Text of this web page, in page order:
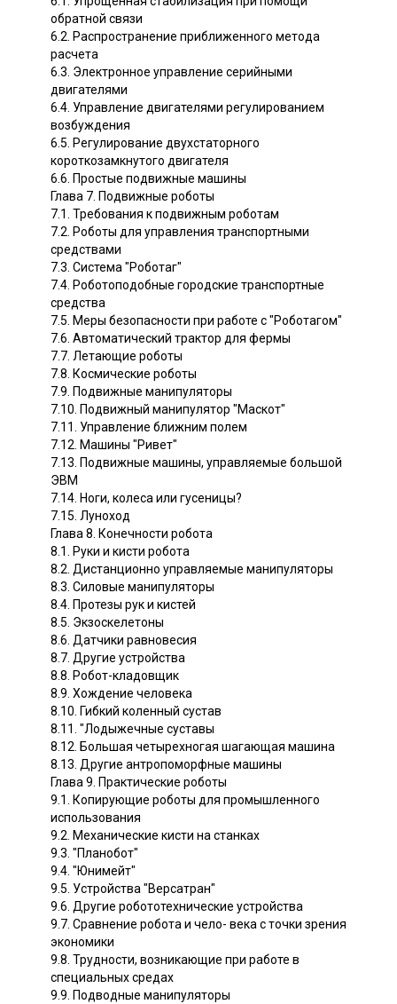
обратной связи
6.2. Распространение приближенного метода
расчета
6.3. Электронное управление серийными
двигателями
6.4. Управление двигателями регулированием
возбуждения
6.5. Регулирование двухстаторного
короткозамкнутого двигателя
6.6. Простые подвижные машины
Глава 7. Подвижные роботы
7.1. Требования к подвижным роботам
7.2. Роботы для управления транспортными
средствами
7.3. Система "Роботаг"
7.4. Роботоподобные городские транспортные
средства
7.5. Меры безопасности при работе с "Роботагом"
7.6. Автоматический трактор для фермы
7.7. Летающие роботы
7.8. Космические роботы
7.9. Подвижные манипуляторы
7.10. Подвижный манипулятор "Маскот"
7.11. Управление ближним полем
7.12. Машины "Ривет"
7.13. Подвижные машины, управляемые большой
ЭВМ
7.14. Ноги, колеса или гусеницы?
7.15. Луноход
Глава 8. Конечности робота
8.1. Руки и кисти робота
8.2. Дистанционно управляемые манипуляторы
8.3. Силовые манипуляторы
8.4. Протезы рук и кистей
8.5. Экзоскелетоны
8.6. Датчики равновесия
8.7. Другие устройства
8.8. Робот-кладовщик
8.9. Хождение человека
8.10. Гибкий коленный сустав
8.11. "Лодыжечные суставы
8.12. Большая четырехногая шагающая машина
8.13. Другие антропоморфные машины
Глава 9. Практические роботы
9.1. Копирующие роботы для промышленного
использования
9.2. Механические кисти на станках
9.3. "Планобот"
9.4. "Юнимейт"
9.5. Устройства "Версатран"
9.6. Другие робототехнические устройства
9.7. Сравнение робота и чело- века с точки зрения
экономики
9.8. Трудности, возникающие при работе в
специальных средах
9.9. Подводные манипуляторы